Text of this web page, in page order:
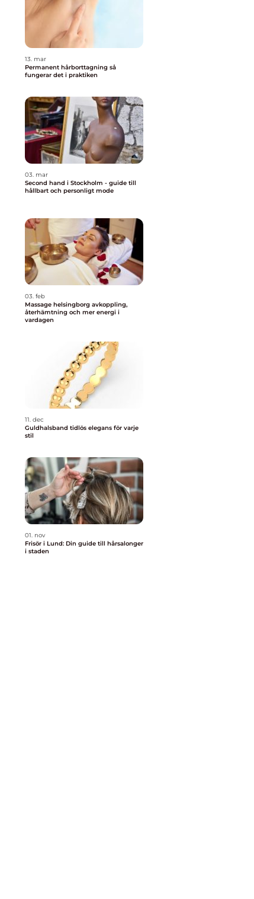
13. mar
Permanent hårborttagning så
fungerar det i praktiken
03. mar
Second hand i Stockholm - guide till
hållbart och personligt mode
03. feb
Massage helsingborg avkoppling,
återhämtning och mer energi i
vardagen
11. dec
Guldhalsband tidlös elegans för varje
stil
01. nov
Frisör i Lund: Din guide till hårsalonger
i staden